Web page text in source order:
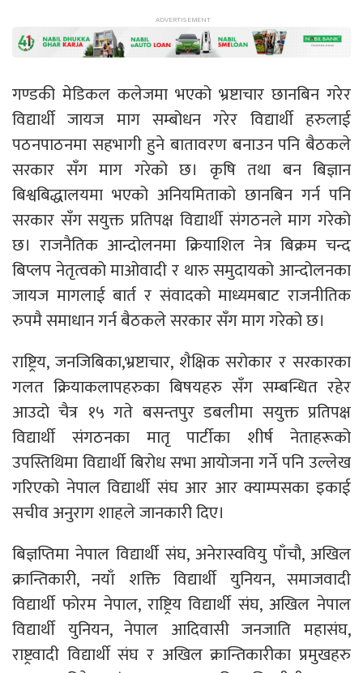
गण्डकी मेडिकल कलेजमा भएको भ्रष्टाचार छानबिन गरेर
विद्यार्थी जायज माग सम्बोधन गरेर विद्यार्थी हरुलाई
पठनपाठनमा सहभागी हुने बातावरण बनाउन पनि बैठकले
सरकार सँग माग गरेको छ। कृषि तथा बन बिज्ञान
बिश्वबिद्धालयमा भएको अनियमिताको छानबिन गर्न पनि
सरकार सँग सयुक्त प्रतिपक्ष विद्यार्थी संगठनले माग गरेको
छ। राजनैतिक आन्दोलनमा क्रियाशिल नेत्र बिक्रम चन्द
बिप्लप नेतृत्वको माओवादी र थारु समुदायको आन्दोलनका
जायज मागलाई बार्त र संवादको माध्यमबाट राजनीतिक
रुपमै समाधान गर्न बैठकले सरकार सँग माग गरेको छ।
राष्ट्रिय, जनजिबिका,भ्रष्टाचार, शैक्षिक सरोकार र सरकारका
गलत क्रियाकलापहरुका बिषयहरु सँग सम्बन्धित रहेर
आउदो चैत्र १५ गते बसन्तपुर डबलीमा सयुक्त प्रतिपक्ष
विद्यार्थी संगठनका मातृ पार्टीका शीर्ष नेताहरूको
उपस्तिथिमा विद्यार्थी बिरोध सभा आयोजना गर्ने पनि उल्लेख
गरिएको नेपाल विद्यार्थी संघ आर आर क्याम्पसका इकाई
सचीव अनुराग शाहले जानकारी दिए।
बिज्ञप्तिमा नेपाल विद्यार्थी संघ, अनेरास्ववियु पाँचौ, अखिल
क्रान्तिकारी, नयाँ शक्ति विद्यार्थी युनियन, समाजवादी
विद्यार्थी फोरम नेपाल, राष्ट्रिय विद्यार्थी संघ, अखिल नेपाल
विद्यार्थी युनियन, नेपाल आदिवासी जनजाति महासंघ,
राष्ट्रवादी विद्यार्थी संघ र अखिल क्रान्तिकारीका प्रमुखहरु